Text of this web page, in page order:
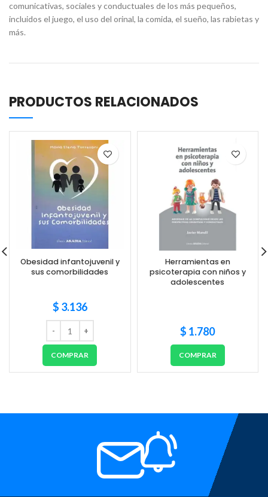
comunicativas, sociales y conductuales de los más pequeños,
incluidos el juego, el uso del orinal, la comida, el sueño, las rabietas y
más.
PRODUCTOS RELACIONADOS
Obesidad infantojuvenil y
sus comorbilidades
$ 3.136
COMPRAR
Herramientas en
psicoterapia con niños y
adolescentes
$ 1.780
COMPRAR